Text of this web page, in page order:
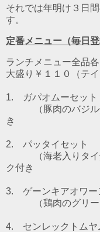
それでは年明け３日
す。
定番メニュー（毎日登
ランチメニュー全品
大盛り￥１１０（テ
1. ガパオムーセット
（豚肉のバジル
き
2. パッタイセット
（海老入りタ
ク付き
3. ゲーンキアオワー
（鶏肉のグリ
4. センレックトムヤ